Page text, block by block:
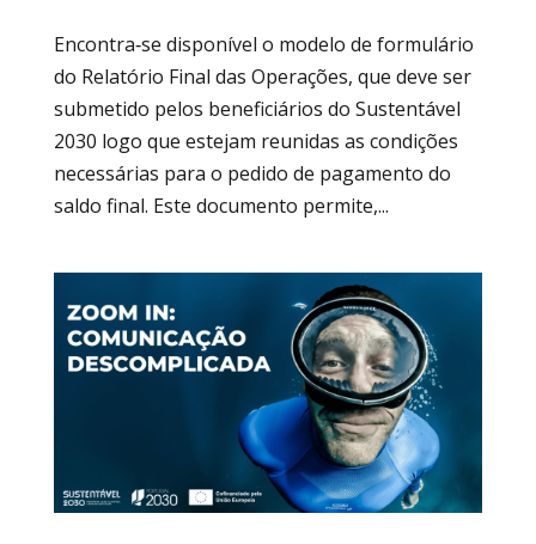
Encontra‑se disponível o modelo de formulário
do Relatório Final das Operações, que deve ser
submetido pelos beneficiários do Sustentável
2030 logo que estejam reunidas as condições
necessárias para o pedido de pagamento do
saldo final. Este documento permite,...